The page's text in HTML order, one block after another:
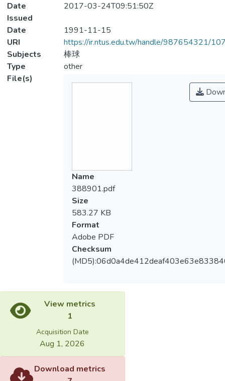
Date
Issued
2017-03-24T09:51:50Z
Date
1991-11-15
URI
https://ir.ntus.edu.tw/handle/987654321/
Subjects
棒球
Type
other
File(s)
Name
388901.pdf
Size
583.27 KB
Format
Adobe PDF
Checksum
View metrics
1
Acquisition Date
Aug 1, 2026
Download metrics